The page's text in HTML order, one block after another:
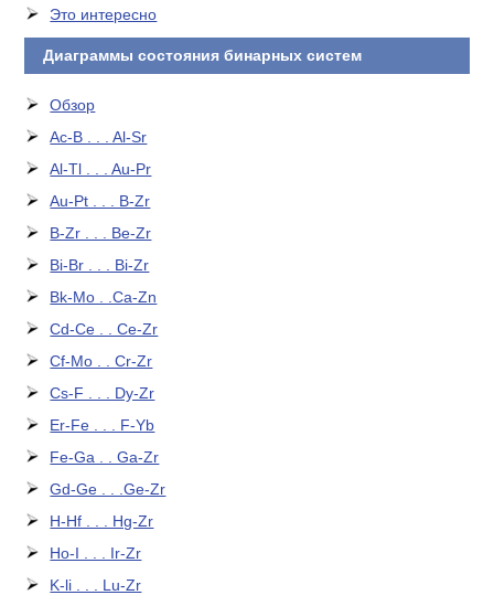
Это интересно
Диаграммы состояния бинарных систем
Обзор
Ac-B . . . Al-Sr
Al-Tl . . . Au-Pr
Au-Pt . . . B-Zr
B-Zr . . . Be-Zr
Bi-Br . . . Bi-Zr
Bk-Mo . .Ca-Zn
Cd-Ce . . Ce-Zr
Cf-Mo . . Cr-Zr
Cs-F . . . Dy-Zr
Er-Fe . . . F-Yb
Fe-Ga . . Ga-Zr
Gd-Ge . . .Ge-Zr
H-Hf . . . Hg-Zr
Ho-I . . . Ir-Zr
K-li . . . Lu-Zr